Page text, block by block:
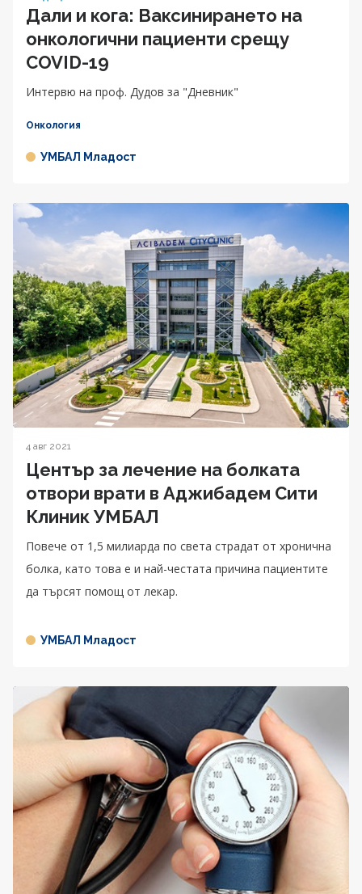
Дали и кога: Ваксинирането на
онкологични пациенти срещу
COVID-19
Интервю на проф. Дудов за "Дневник"
Онкология
УМБАЛ Младост
4 авг 2021
Център за лечение на болката
отвори врати в Аджибадем Сити
Клиник УМБАЛ
Повече от 1,5 милиарда по света страдат от хронична
болка, като това е и най-честата причина пациентите
да търсят помощ от лекар.
УМБАЛ Младост